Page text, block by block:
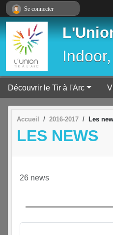
Découvrir le Tir à l'Arc
Accueil 2016-2017 Les
LES NEWS
26 news
Se connecter
Panneau de gestion des cookies